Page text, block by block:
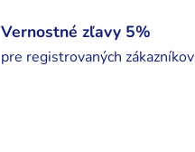
Vernostné zľavy 5%
pre registrovaných zákazníkov